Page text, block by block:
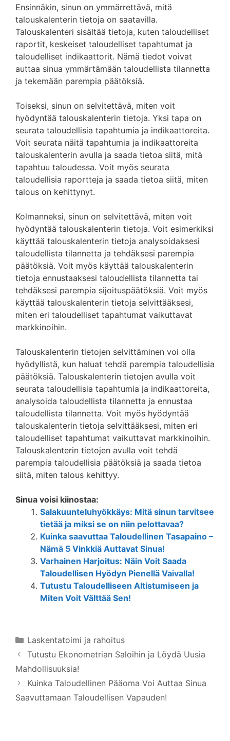
Ensinnäkin, sinun on ymmärrettävä, mitä
talouskalenterin tietoja on saatavilla.
Talouskalenteri sisältää tietoja, kuten taloudelliset
raportit, keskeiset taloudelliset tapahtumat ja
taloudelliset indikaattorit. Nämä tiedot voivat
auttaa sinua ymmärtämään taloudellista tilannetta
ja tekemään parempia päätöksiä.
Toiseksi, sinun on selvitettävä, miten voit
hyödyntää talouskalenterin tietoja. Yksi tapa on
seurata taloudellisia tapahtumia ja indikaattoreita.
Voit seurata näitä tapahtumia ja indikaattoreita
talouskalenterin avulla ja saada tietoa siitä, mitä
tapahtuu taloudessa. Voit myös seurata
taloudellisia raportteja ja saada tietoa siitä, miten
talous on kehittynyt.
Kolmanneksi, sinun on selvitettävä, miten voit
hyödyntää talouskalenterin tietoja. Voit esimerkiksi
käyttää talouskalenterin tietoja analysoidaksesi
taloudellista tilannetta ja tehdäksesi parempia
päätöksiä. Voit myös käyttää talouskalenterin
tietoja ennustaaksesi taloudellista tilannetta tai
tehdäksesi parempia sijoituspäätöksiä. Voit myös
käyttää talouskalenterin tietoja selvittääksesi,
miten eri taloudelliset tapahtumat vaikuttavat
markkinoihin.
Talouskalenterin tietojen selvittäminen voi olla
hyödyllistä, kun haluat tehdä parempia taloudellisia
päätöksiä. Talouskalenterin tietojen avulla voit
seurata taloudellisia tapahtumia ja indikaattoreita,
analysoida taloudellista tilannetta ja ennustaa
taloudellista tilannetta. Voit myös hyödyntää
talouskalenterin tietoja selvittääksesi, miten eri
taloudelliset tapahtumat vaikuttavat markkinoihin.
Talouskalenterin tietojen avulla voit tehdä
parempia taloudellisia päätöksiä ja saada tietoa
siitä, miten talous kehittyy.
Sinua voisi kiinostaa:
Salakuunteluhyökkäys: Mitä sinun tarvitsee
tietää ja miksi se on niin pelottavaa?
Kuinka saavuttaa Taloudellinen Tasapaino –
Nämä 5 Vinkkiä Auttavat Sinua!
Varhainen Harjoitus: Näin Voit Saada
Taloudellisen Hyödyn Pienellä Vaivalla!
Tutustu Taloudelliseen Altistumiseen ja
Miten Voit Välttää Sen!
Kategoriat
Laskentatoimi ja rahoitus
Tutustu Ekonometrian Saloihin ja Löydä Uusia
Mahdollisuuksia!
Kuinka Taloudellinen Pääoma Voi Auttaa Sinua
Saavuttamaan Taloudellisen Vapauden!